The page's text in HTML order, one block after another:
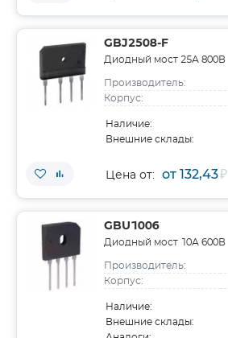
GBJ2508-F
Диодный мост 25А 800В
Производитель:
Корпус:
Наличие:
Внешние склады:
Цена от: от 132,43₽
GBU1006
Диодный мост 10А 600В
Производитель:
Корпус:
Наличие:
Внешние склады: